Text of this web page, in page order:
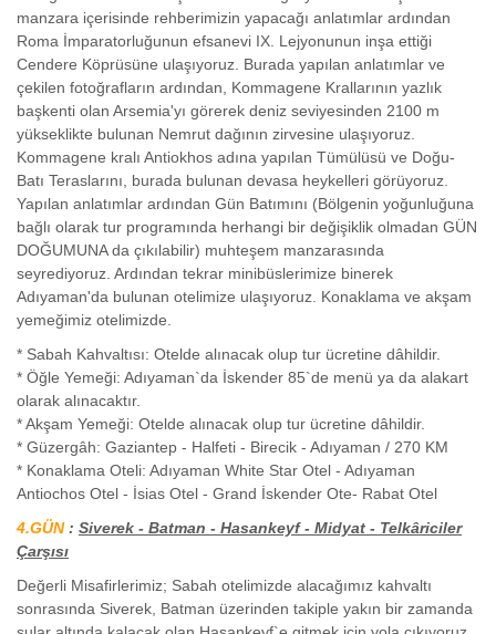
manzara içerisinde rehberimizin yapacağı anlatımlar ardından
Roma İmparatorluğunun efsanevi IX. Lejyonunun inşa ettiği
Cendere Köprüsüne ulaşıyoruz. Burada yapılan anlatımlar ve
çekilen fotoğrafların ardından, Kommagene Krallarının yazlık
başkenti olan Arsemia'yı görerek deniz seviyesinden 2100 m
yükseklikte bulunan Nemrut dağının zirvesine ulaşıyoruz.
Kommagene kralı Antiokhos adına yapılan Tümülüsü ve Doğu-
Batı Teraslarını, burada bulunan devasa heykelleri görüyoruz.
Yapılan anlatımlar ardından Gün Batımını (Bölgenin yoğunluğuna
bağlı olarak tur programında herhangi bir değişiklik olmadan GÜN
DOĞUMUNA da çıkılabilir) muhteşem manzarasında
seyrediyoruz. Ardından tekrar minibüslerimize binerek
Adıyaman'da bulunan otelimize ulaşıyoruz. Konaklama ve akşam
yemeğimiz otelimizde.
* Sabah Kahvaltısı: Otelde alınacak olup tur ücretine dâhildir.
* Öğle Yemeği: Adıyaman`da İskender 85`de menü ya da alakart
olarak alınacaktır.
* Akşam Yemeği: Otelde alınacak olup tur ücretine dâhildir.
* Güzergâh: Gaziantep - Halfeti - Birecik - Adıyaman / 270 KM
* Konaklama Oteli: Adıyaman White Star Otel - Adıyaman
Antiochos Otel - İsias Otel - Grand İskender Ote- Rabat Otel
4.GÜN : Siverek - Batman - Hasankeyf - Midyat - Telkâriciler
Çarşısı
Değerli Misafirlerimiz; Sabah otelimizde alacağımız kahvaltı
sonrasında Siverek, Batman üzerinden takiple yakın bir zamanda